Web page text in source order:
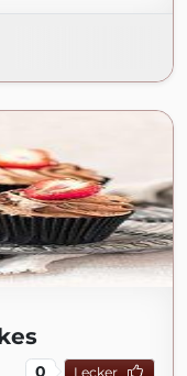
0 Lecker